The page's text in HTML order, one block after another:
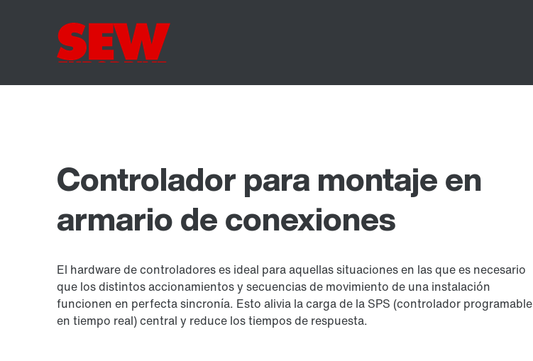
Controlador para montaje en
armario de conexiones
El hardware de controladores es ideal para aquellas situaciones en las que es necesario
que los distintos accionamientos y secuencias de movimiento de una instalación
funcionen en perfecta sincronía. Esto alivia la carga de la SPS (controlador programable
en tiempo real) central y reduce los tiempos de respuesta.